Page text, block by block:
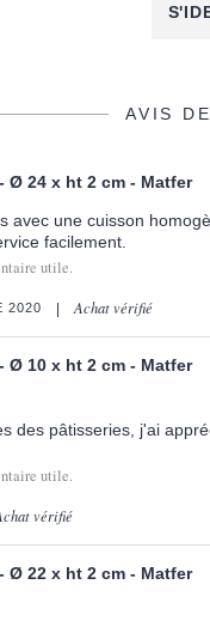
AVIS
Ø 24 x ht 2 cm - Matfer
avec une cuisson
facilement.
utile.
2020 Achat vérifié
Ø 10 x ht 2 cm - Matfer
des pâtisseries, j'ai
utile.
vérifié
Ø 22 x ht 2 cm - Matfer